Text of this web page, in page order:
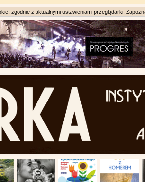
zgodnie z aktualnymi ustawieniami przeglądarki.